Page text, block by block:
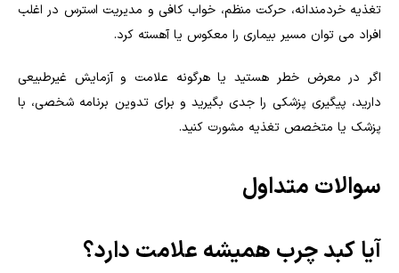
تغذیه خردمندانه، حرکت منظم، خواب کافی و مدیریت استرس در اغلب
افراد می توان مسیر بیماری را معکوس یا آهسته کرد.
اگر در معرض خطر هستید یا هرگونه علامت و آزمایش غیرطبیعی
دارید، پیگیری پزشکی را جدی بگیرید و برای تدوین برنامه شخصی، با
پزشک یا متخصص تغذیه مشورت کنید.
سوالات متداول
آیا کبد چرب همیشه علامت دارد؟